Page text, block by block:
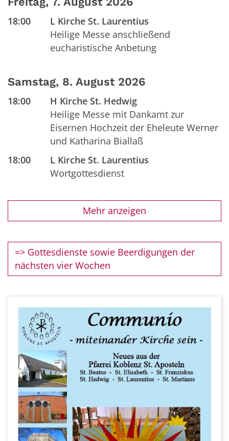
18:00
L Kirche St. Laurentius
Heilige Messe anschließend
eucharistische Anbetung
Samstag, 8. August 2026
18:00
H Kirche St. Hedwig
Heilige Messe mit Dankamt zur
Eisernen Hochzeit der Eheleute Werner
und Katharina Biallaß
18:00
L Kirche St. Laurentius
Wortgottesdienst
Mehr anzeigen
=> Gottesdienste sowie Beerdigungen der
nächsten vier Wochen